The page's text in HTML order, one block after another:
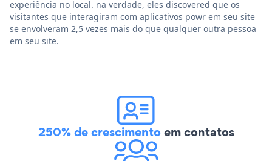
experiência no local. na verdade, eles discovered que os
visitantes que interagiram com aplicativos powr em seu site
se envolveram 2,5 vezes mais do que qualquer outra pessoa
em seu site.
250% de crescimentoem contatos